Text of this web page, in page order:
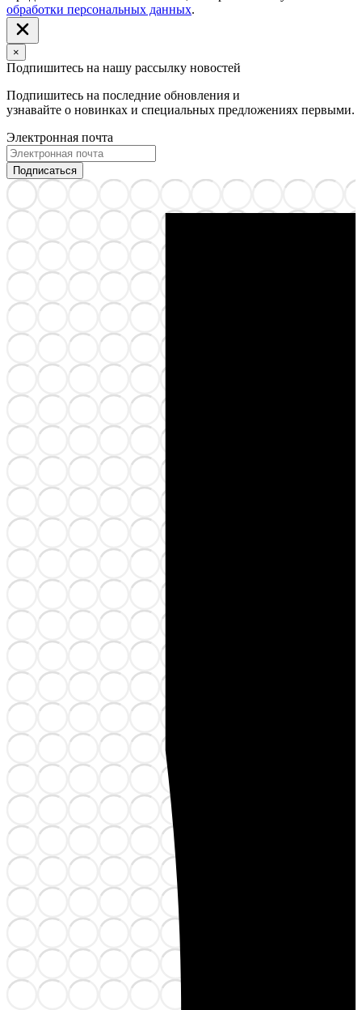
обработки персональных данных.
×
Подпишитесь на нашу рассылку новостей
Подпишитесь на последние обновления и
узнавайте о новинках и специальных предложениях первыми.
Электронная почта
Подписаться